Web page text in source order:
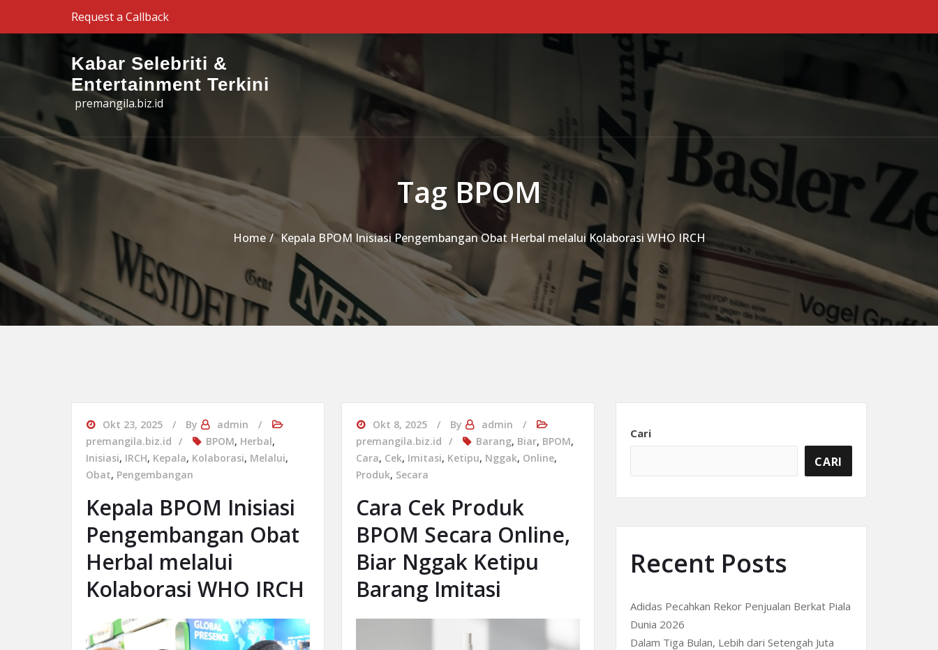
Skip to the contentRequest a Callback
Kabar Selebriti &
Entertainment Terkini
premangila.biz.id
Tag BPOM
Home Kepala BPOM Inisiasi Pengembangan Obat Herbal melalui Kolaborasi WHO IRCH
Okt 23, 2025 By
admin
premangila.biz.id
BPOM, Herbal,
Inisiasi, IRCH, Kepala, Kolaborasi, Melalui,
Obat, Pengembangan
Kepala BPOM Inisiasi
Pengembangan Obat
Herbal melalui
Kolaborasi WHO IRCH
Okt 8, 2025 By
admin
premangila.biz.id
Barang, Biar, BPOM,
Cara, Cek, Imitasi, Ketipu, Nggak, Online,
Produk, Secara
Cara Cek Produk
BPOM Secara Online,
Biar Nggak Ketipu
Barang Imitasi
Cari
CARI
Recent Posts
Adidas Pecahkan Rekor Penjualan Berkat Piala
Dunia 2026
Dalam Tiga Bulan, Lebih dari Setengah Juta